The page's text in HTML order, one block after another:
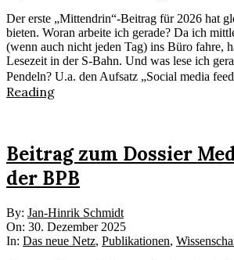
Der erste „Mittendrin“-Beitrag für 2026 hat
bieten. Woran arbeite ich gerade? Da ich
(wenn auch nicht jeden Tag) ins Büro fahre,
Lesezeit in der S-Bahn. Und was lese ich
Pendeln? U.a. den Aufsatz „Social media
Reading
Beitrag zum Dossier
der BPB
2025-
12-
30
By: Jan-Hinrik Schmidt
On: 30. Dezember 2025
In: Das neue Netz, Publikationen,